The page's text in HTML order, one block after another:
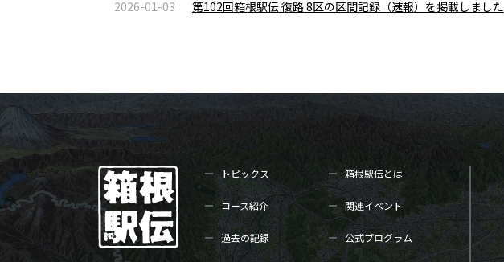
2026-01-03 第102回箱根駅伝 復路 8区の区間記録（速報）を掲載しました
トピックス 箱根駅伝とは
コース紹介 関連イベント
過去の記録 公式プログラム